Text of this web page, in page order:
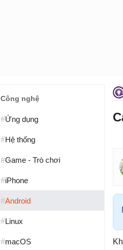
Công nghệ
#Ứng dụng
#Hệ thống
#Game - Trò chơi
#iPhone
#Android
#Linux
#macOS